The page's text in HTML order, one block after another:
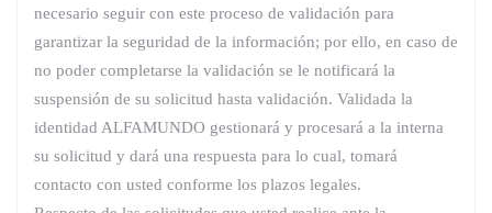
necesario seguir con este proceso de validación para
garantizar la seguridad de la información; por ello, en caso de
no poder completarse la validación se le notificará la
suspensión de su solicitud hasta validación. Validada la
identidad ALFAMUNDO gestionará y procesará a la interna
su solicitud y dará una respuesta para lo cual, tomará
contacto con usted conforme los plazos legales.